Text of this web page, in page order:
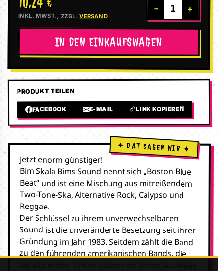
INKL. MWST., ZZGL.VERSAND − +
IN DEN EINKAUFSWAGEN
PRODUKT TEILEN
FACEBOOK E-MAIL LINK KOPIEREN
Jetzt enorm günstiger!
Bim Skala Bims Sound nennt sich „Boston Blue
Beat“ und ist eine Mischung aus mitreißendem
Two-Tone-Ska, Alternative Rock, Calypso und
Reggae.
Der Schlüssel zu ihrem unverwechselbaren
Sound ist die unveränderte Besetzung seit ihrer
Gründung im Jahr 1983. Seitdem zählt die Band
zu den führenden amerikanischen Bands, die